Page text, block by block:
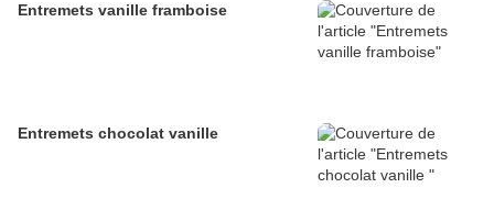
Entremets vanille framboise
Entremets chocolat vanille